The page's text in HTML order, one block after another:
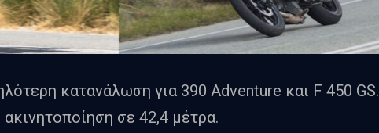
κατανάλωση για 390 Adventure και F 450 GS.
ακινητοποίηση σε 42,4 μέτρα.